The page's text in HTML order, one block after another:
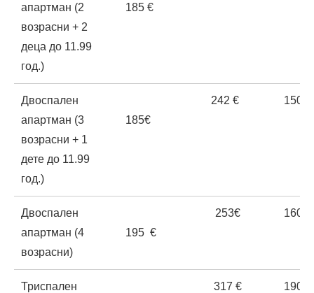
апартман (2
возрасни + 2
деца до 11.99
год.)
185 €
Двоспален
апартман (3
возрасни + 1
дете до 11.99
год.)
185€
242 € 150€
Двоспален
апартман (4
возрасни)
195 €
253€ 160€
Триспален
317 € 190€